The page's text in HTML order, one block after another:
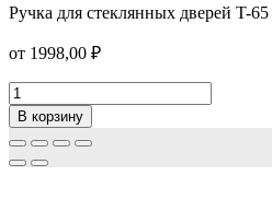
Петля с фаской T-303
от 1550,00₽
Ручка для стеклянных дверей T-65
от 1998,00 ₽
Ручка
для
стеклянных
дверей
T-
В корзину